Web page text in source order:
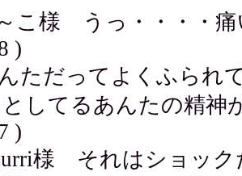
こ様 うっ・・・・痛
)
ただってよくふられ
してるあんたの精神
)
様 それはショック